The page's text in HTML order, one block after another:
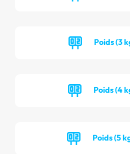
Poids (3
Poids (4
Poids (5